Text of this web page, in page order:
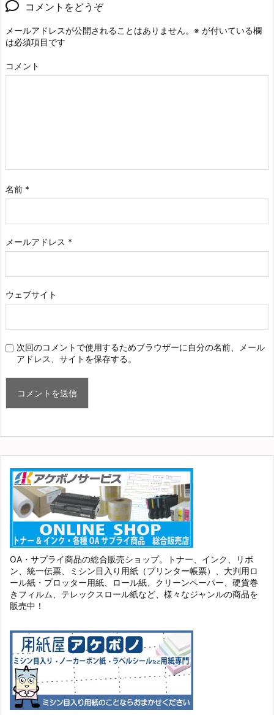
コメントをどうぞ
メールアドレスが公開されることはありません。 ※ が付いている欄
は必須項目です
コメント
名前 *
メールアドレス *
ウェブサイト
次回のコメントで使用するためブラウザーに自分の名前、メール
アドレス、サイトを保存する。
OA・サプライ商品の総合販売ショップ。トナー、インク、リボ
ン、統一伝票、ミシン目入り用紙（プリンター帳票）、大判用ロ
ール紙・プロッター用紙、ロール紙、クリーンペーパー、硬貨巻
きフィルム、テレックスロール紙など、様々なジャンルの商品を
販売中！